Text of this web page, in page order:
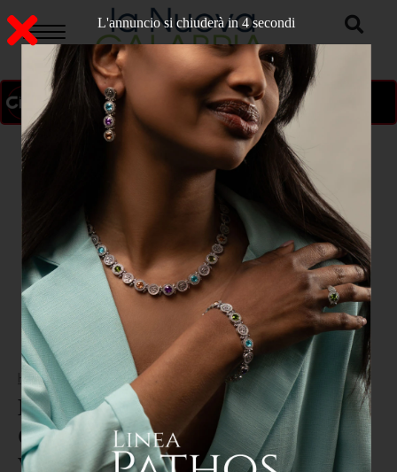
ON AIR
Home > POLITICA
Elezioni 2026, a Reggio vince
Cannizzaro e a Crotone l'uscente
Voce
L'annuncio si chiuderà in 4 secondi